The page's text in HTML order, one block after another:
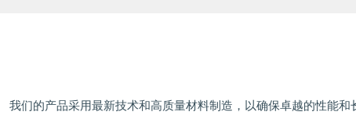
我们的产品采用最新技术和高质量材料制造，以确保卓越的性能